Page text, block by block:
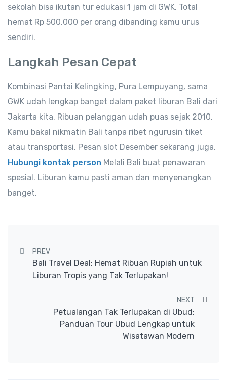
sekolah bisa ikutan tur edukasi 1 jam di GWK. Total
hemat Rp 500.000 per orang dibanding kamu urus
sendiri.
Langkah Pesan Cepat
Kombinasi Pantai Kelingking, Pura Lempuyang, sama
GWK udah lengkap banget dalam paket liburan Bali dari
Jakarta kita. Ribuan pelanggan udah puas sejak 2010.
Kamu bakal nikmatin Bali tanpa ribet ngurusin tiket
atau transportasi. Pesan slot Desember sekarang juga.
Hubungi kontak person Melali Bali buat penawaran
spesial. Liburan kamu pasti aman dan menyenangkan
banget.
Post navigation
PREV
Bali Travel Deal: Hemat Ribuan Rupiah untuk
Liburan Tropis yang Tak Terlupakan!
NEXT
Petualangan Tak Terlupakan di Ubud:
Panduan Tour Ubud Lengkap untuk
Wisatawan Modern